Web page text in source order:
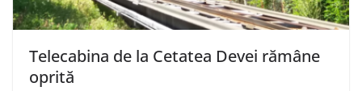
Telecabina de la Cetatea Devei rămâne
oprită